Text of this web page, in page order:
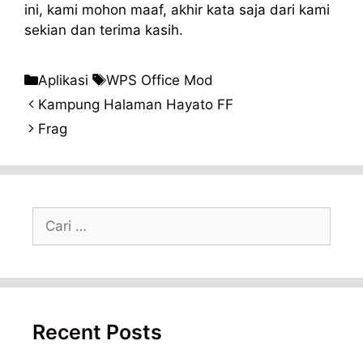
ini, kami mohon maaf, akhir kata saja dari kami
sekian dan terima kasih.
Kategori
Aplikasi Tag
WPS Office Mod
Kampung Halaman Hayato FF
Frag
untuk:
Recent Posts